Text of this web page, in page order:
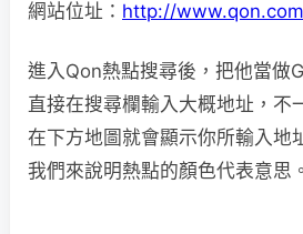
網站位址： http://
進入Qon熱點搜尋後，把他當做
直接在搜尋欄輸入大概地址，不
在下方地圖就會顯示你所輸入地
我們來說明熱點的顏色代表意思。